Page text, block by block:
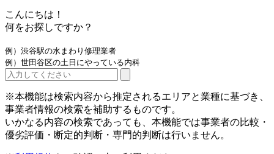
こんにちは！
何をお探しですか？
例）渋谷駅の水まわり修理業者
例）世田谷区の土日にやっている内科
※本機能は検索内容から推定されるエリアと業種に基づき、
事業者情報の検索を補助するものです。
いかなる内容の検索であっても、本機能では事業者の比較・
優劣評価・断定的判断・専門的判断は行いません。